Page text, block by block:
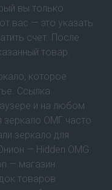
вы только
вас — это указать
счет. После
товар.
которое
Ссылка
и на любом
зеркало ОМГ часто
зеркало для
— Hidden OMG.
— магазин
товаров